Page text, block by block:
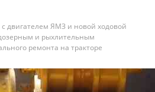
двигателем ЯМЗ и новой ходовой
и рыхлительным
ремонта на тракторе
гусеницы, катки опорные и
и натяжные; * капремонт